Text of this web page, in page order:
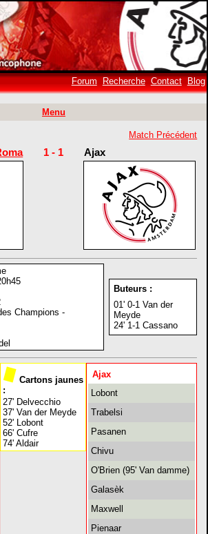
Forum Recherche Contact Blog
Menu
Match Précédent
1 - 1 Ajax
Champions -
Buteurs :
01' 0-1 Van der
Meyde
24' 1-1 Cassano
Cartons jaunes
:
27' Delvecchio
37' Van der Meyde
52' Lobont
66' Cufre
74' Aldair
Ajax
Lobont
Trabelsi
Pasanen
Chivu
O'Brien (95' Van damme)
Galasèk
Maxwell
Pienaar